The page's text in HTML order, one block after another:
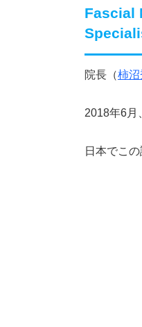
Fascial
院長（柿
2018年6月
日本でこ